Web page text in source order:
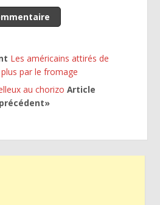
Les américains attirés de
par le fromage
au chorizo Article
précédent»